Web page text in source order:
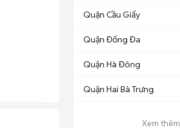
Quận Cầu Giấy
Quận Đống Đa
Quận Hà Đông
Quận Hai Bà Trưng
Xem thêm